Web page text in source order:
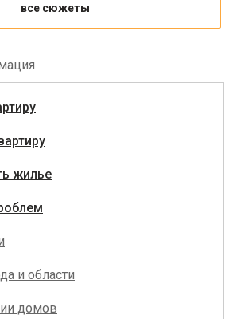
все сюжеты
жилье
и области
домов